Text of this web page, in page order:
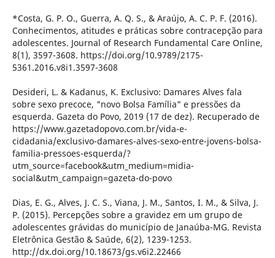
*Costa, G. P. O., Guerra, A. Q. S., & Araújo, A. C. P. F. (2016).
Conhecimentos, atitudes e práticas sobre contracepção para
adolescentes. Journal of Research Fundamental Care Online,
8(1), 3597-3608. https://doi.org/10.9789/2175-
5361.2016.v8i1.3597-3608
Desideri, L. & Kadanus, K. Exclusivo: Damares Alves fala
sobre sexo precoce, "novo Bolsa Família" e pressões da
esquerda. Gazeta do Povo, 2019 (17 de dez). Recuperado de
https://www.gazetadopovo.com.br/vida-e-
cidadania/exclusivo-damares-alves-sexo-entre-jovens-bolsa-
familia-pressoes-esquerda/?
utm_source=facebook&utm_medium=midia-
social&utm_campaign=gazeta-do-povo
Dias, E. G., Alves, J. C. S., Viana, J. M., Santos, I. M., & Silva, J.
P. (2015). Percepções sobre a gravidez em um grupo de
adolescentes grávidas do município de Janaúba-MG. Revista
Eletrônica Gestão & Saúde, 6(2), 1239-1253.
http://dx.doi.org/10.18673/gs.v6i2.22466